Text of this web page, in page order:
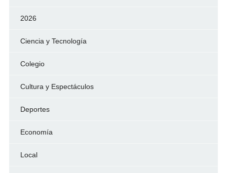
2026
Ciencia y Tecnología
Colegio
Cultura y Espectáculos
Deportes
Economía
Local